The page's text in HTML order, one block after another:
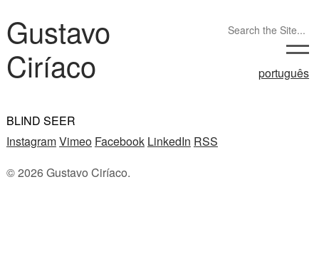
Gustavo
Ciríaco
português
BLIND SEER
InstagramVimeo Facebook LinkedIn RSS
© 2026 Gustavo Ciríaco.